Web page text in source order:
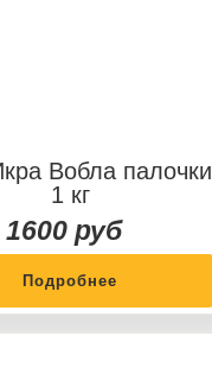
Вобла палочки
1 кг
1600 руб
Подробнее